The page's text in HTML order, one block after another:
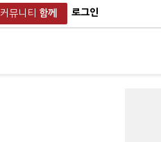
커뮤니티 함께 로그인